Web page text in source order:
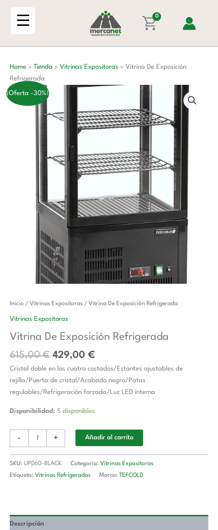
0
Home » Tienda » Vitrinas Expositoras » Vitrina De Exposición
Refrigerada
¡Oferta -30%!
Inicio / Vitrinas Expositoras / Vitrina De Exposición Refrigerada
Vitrinas Expositoras
Vitrina De Exposición Refrigerada
615,00€
El
precio
era:
615,00 €.
429,00 €
El
es:
429,00 €.
Cristal doble en los cuatro costados/Estantes ajustables de
rejilla/Puerta de cristal/Acabado negro/Patas
regulables/Refrigeración forzada/Luz LED interna
Disponibilidad: 5 disponibles
-
Vitrina
De
Refrigerada
cantidad
+ Añadir al carrito
SKU: UPD60-BLACK Categoría: Vitrinas Expositoras
Etiqueta: Vitrinas Refrigeradas Marca: TEFCOLD
Descripción
cantidad